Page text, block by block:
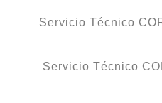
Servicio Técnico
Servicio Técnico